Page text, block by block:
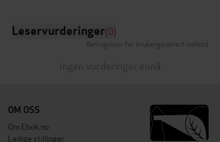
Leservurderinger(0)
Betingelser for brukergenerert innhold
Ingen vurderinger ennå
OM OSS
Om Ebok.no
Ledige stillinger